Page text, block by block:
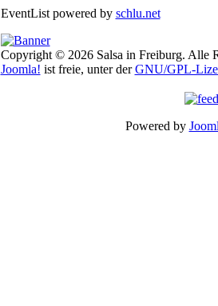
EventList powered by schlu.net
Copyright © 2026 Salsa in Freiburg. Alle
Joomla! ist freie, unter derGNU/GPL-
Powered by